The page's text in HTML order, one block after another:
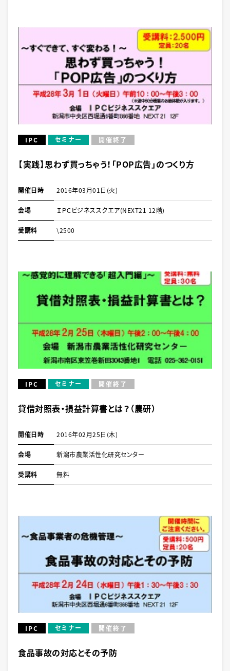
IPC セミナー 開催終了
【実践】思わず買っちゃう！「POP広告」のつくり方
開催日時 2016年03月01日(火)
会場 ＩＰＣビジネススクエア(NEXT21 12階)
受講料 \2500
IPC セミナー 開催終了
貸借対照表・損益計算書とは？（農研）
開催日時 2016年02月25日(木)
会場 新潟市農業活性化研究センター
受講料 無料
IPC セミナー 開催終了
食品事故の対応とその予防